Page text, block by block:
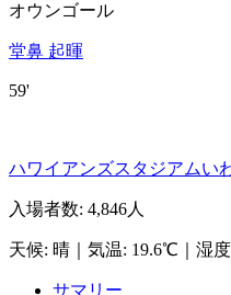
オウンゴール
堂鼻 起暉
59'
ハワイアンズスタジアムい
入場者数: 4,846人
天候: 晴 気温: 19.6℃ 湿度
サマリー